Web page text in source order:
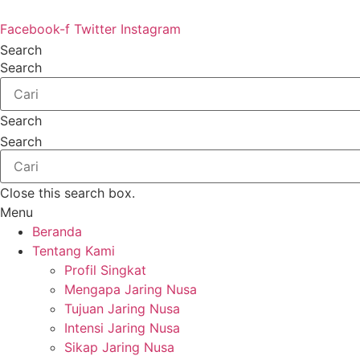
ke
konten
Facebook-f Twitter Instagram
Search
Search
Search
Search
Close this search box.
Menu
Beranda
Tentang Kami
Profil Singkat
Mengapa Jaring Nusa
Tujuan Jaring Nusa
Intensi Jaring Nusa
Sikap Jaring Nusa